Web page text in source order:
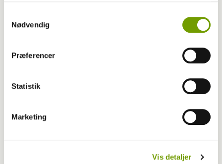
Nødvendig
Præferencer
Statistik
Marketing
Vis detaljer
Træning
5 nemme idéer til mental aktivering